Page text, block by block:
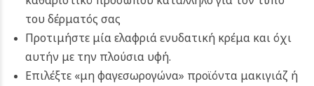
του δέρματός σας
Προτιμήστε μία ελαφριά ενυδατική κρέμα και όχι
αυτήν με την πλούσια υφή.
Επιλέξτε «μη φαγεσωρογώνα» προϊόντα μακιγιάζ ή